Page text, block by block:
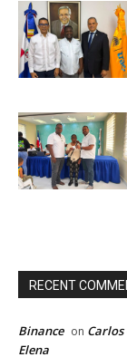
RECENT
Binance on
Elena